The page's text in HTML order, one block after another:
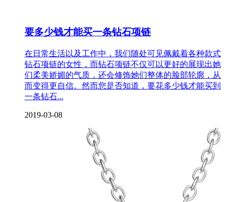
要多少钱才能买一条钻石项链
在日常生活以及工作中，我们随处可见佩戴着各种款式
钻石项链的女性，而钻石项链不仅可以更好的展现出她
们柔美娇媚的气质，还会修饰她们整体的脸部轮廓，从
而变得更自信。然而您是否知道，要花多少钱才能买到
一条钻石...
2019-03-08